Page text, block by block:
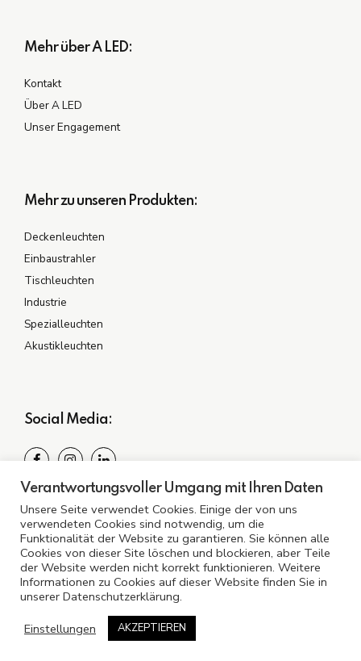
Mehr über A LED:
Kontakt
Über A LED
Unser Engagement
Mehr zu unseren Produkten:
Deckenleuchten
Einbaustrahler
Tischleuchten
Industrie
Spezialleuchten
Akustikleuchten
Social Media:
Spezialisiert auf Ihre Bedürfnisse: Entdecken Sie
Beleuchtung, die überzeugt.
Verantwortungsvoller Umgang mit Ihren Daten
Unsere Seite verwendet Cookies. Einige der von uns
verwendeten Cookies sind notwendig, um die
Funktionalität der Website zu garantieren. Sie können alle
Cookies von dieser Site löschen und blockieren, aber Teile
der Website werden nicht korrekt funktionieren. Weitere
Informationen zu Cookies auf dieser Website finden Sie in
unserer Datenschutzerklärung.
Einstellungen
AKZEPTIEREN